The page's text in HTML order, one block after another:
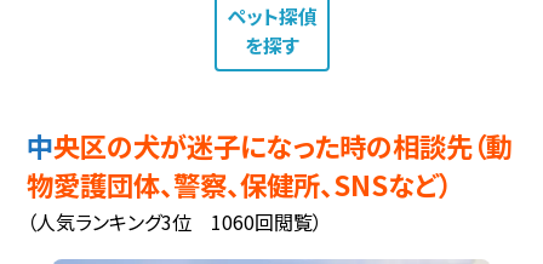
ペット探偵
を探す
中央区の犬が迷子になった時の相談先（動
物愛護団体、警察、保健所、SNSなど）
（人気ランキング3位 1060回閲覧）